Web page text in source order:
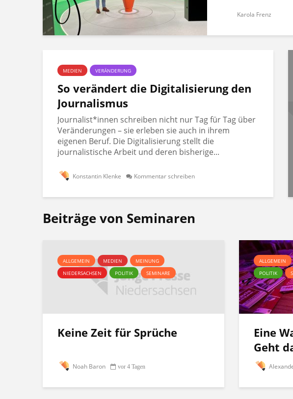
Karola Frenz
MEDIEN VERÄNDERUNG
So verändert die Digitalisierung den
Journalismus
Journalist*innen schreiben nicht nur Tag für Tag über
Veränderungen – sie erleben sie auch in ihrem
eigenen Beruf. Die Digitalisierung stellt die
journalistische Arbeit und deren bisherige...
Konstantin Klenke Kommentar schreiben
Beiträge von Seminaren
ALLGEMEIN MEDIEN
MEINUNG
NIEDERSACHSEN
POLITIK SEMINARE
Keine Zeit für Sprüche
Noah Baron vor 4 Tagen
ALLGEMEIN
POLITIK
Eine
Geht